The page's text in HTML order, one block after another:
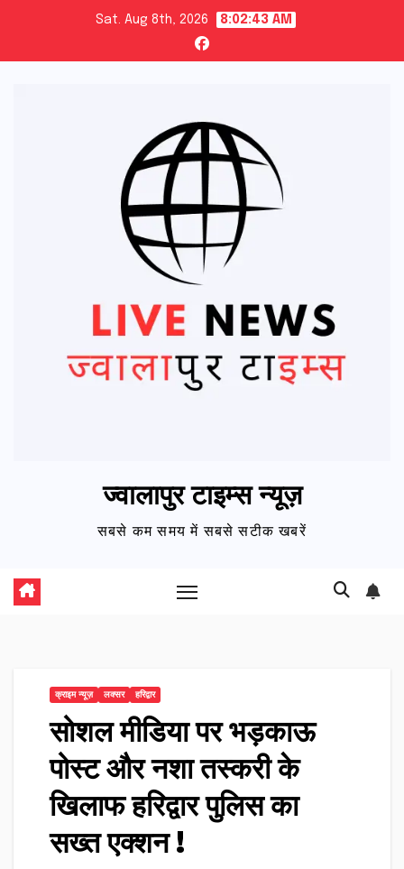
content
Sat. Aug 8th, 2026 8:02:44 AM
ज्वालापुर टाइम्स न्यूज़
सबसे कम समय में सबसे सटीक खबरें
क्राइम न्यूज़ लक्सर हरिद्वार
सोशल मीडिया पर भड़काऊ
पोस्ट और नशा तस्करी के
खिलाफ हरिद्वार पुलिस का
सख्त एक्शन !